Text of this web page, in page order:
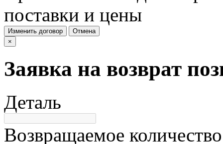
поставки и цены
Изменить договор
Отмена
×
Заявка на возврат
Деталь
Возвращаемое количество